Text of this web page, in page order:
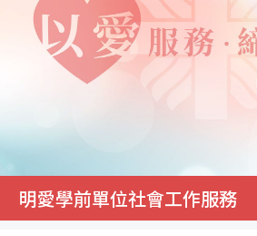
社
會
|
明
明愛學前單位社會工作服務